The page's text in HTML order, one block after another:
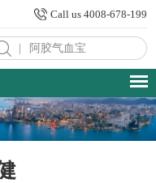
Call us 4008-678-199